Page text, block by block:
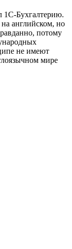
1С-Бухгалтерию.
английском, но
потому
не имеют
мире